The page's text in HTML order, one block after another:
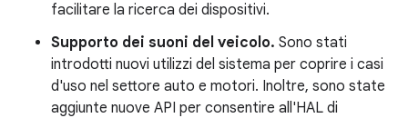
facilitare la ricerca dei dispositivi.
Supporto dei suoni del veicolo. Sono stati
introdotti nuovi utilizzi del sistema per coprire i casi
d'uso nel settore auto e motori. Inoltre, sono state
aggiunte nuove API per consentire all'HAL di